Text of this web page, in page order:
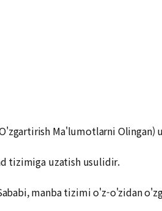
Ma'lumotlarni Olingan)
tizimiga uzatish usulidir.
manba tizimi o'z-o'zidan